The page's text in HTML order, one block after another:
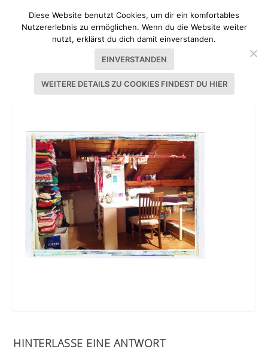
MEIN NÄHREICH
HINTERLASSE EINE ANTWORT
Diese Website benutzt Cookies, um dir ein komfortables
Nutzererlebnis zu ermöglichen. Wenn du die Website weiter
nutzt, erklärst du dich damit einverstanden.
EINVERSTANDEN
WEITERE DETAILS ZU COOKIES FINDEST DU HIER